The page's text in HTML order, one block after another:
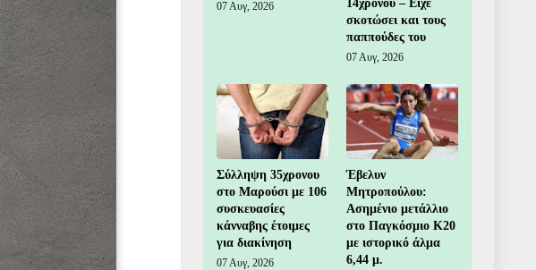
07 Αυγ, 2026
14χρονου – Είχε
σκοτώσει και τους
παππούδες του
07 Αυγ, 2026
Σύλληψη 35χρονου
στο Μαρούσι με 106
συσκευασίες
κάνναβης έτοιμες
για διακίνηση
07 Αυγ, 2026
Έβελυν
Μητροπούλου:
Ασημένιο μετάλλιο
στο Παγκόσμιο Κ20
με ιστορικό άλμα
6,44 μ.